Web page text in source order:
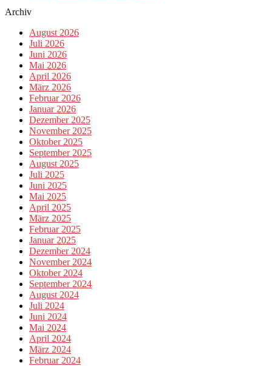
Archiv
August 2026
Juli 2026
Juni 2026
Mai 2026
April 2026
März 2026
Februar 2026
Januar 2026
Dezember 2025
November 2025
Oktober 2025
September 2025
August 2025
Juli 2025
Juni 2025
Mai 2025
April 2025
März 2025
Februar 2025
Januar 2025
Dezember 2024
November 2024
Oktober 2024
September 2024
August 2024
Juli 2024
Juni 2024
Mai 2024
April 2024
März 2024
Februar 2024